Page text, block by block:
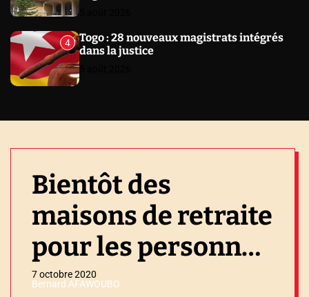
4
Togo : 28 nouveaux magistrats intégrés
dans la justice
Bientôt des
maisons de retraite
pour les personnes
âgées
7 octobre 2020
Bernard AFAWOUBO